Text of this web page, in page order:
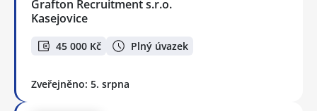
Grafton Recruitment s.r.o.
Kasejovice
45 000 Kč Plný úvazek
Zveřejněno: 5. srpna